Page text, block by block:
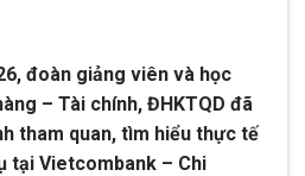
đoàn giảng viên và học
– Tài chính, ĐHKTQD đã
tham quan, tìm hiểu thực tế
tại Vietcombank – Chi